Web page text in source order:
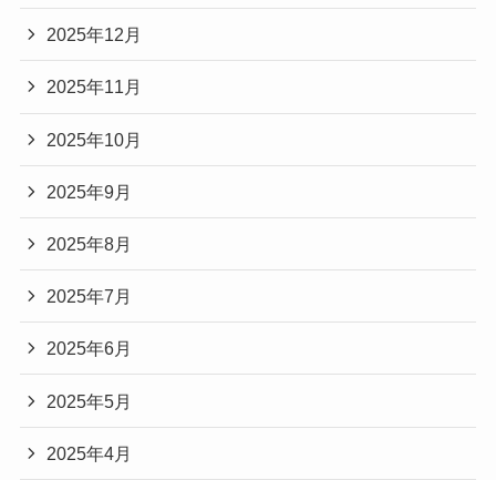
2025年12月
2025年11月
2025年10月
2025年9月
2025年8月
2025年7月
2025年6月
2025年5月
2025年4月